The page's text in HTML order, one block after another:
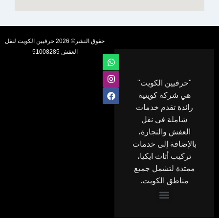
"حرفيين الكويت"
هي شركة كويتية
رائدة تقدم خدمات
شاملة في نقل
العفش والنجارة،
بالإضافة إلى خدمات
تركيب أثاث ايكيا،
ممتدة لتشمل جميع
مناطق الكويت.
Menu
W
h
a
t
s
a
I
n
s
t
a
g
F
a
c
e
b
o
حقوق النشر© 2026 حرفيين الكويت لنقل
العفش 51008285